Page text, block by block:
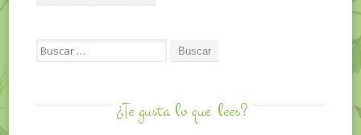
Search for:
¿Te gusta lo que lees?